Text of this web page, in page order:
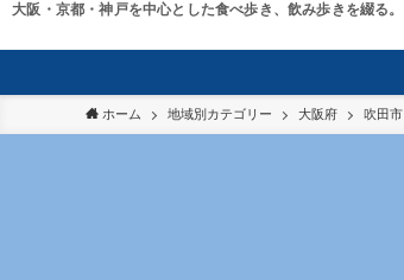
大阪・京都・神戸を中心とした食べ歩き、飲み歩きを綴る。
ホーム 地域別カテゴリー 大阪府 吹田市